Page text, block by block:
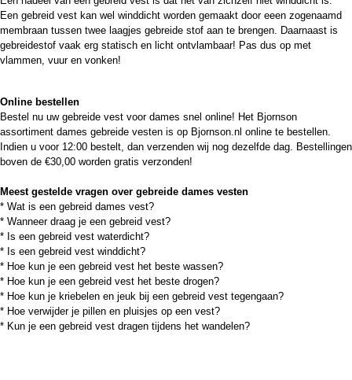
Een gebreid vest kan wel winddicht worden gemaakt door eeen zogenaamd
membraan tussen twee laagjes gebreide stof aan te brengen. Daarnaast is
gebreidestof vaak erg statisch en licht ontvlambaar! Pas dus op met
vlammen, vuur en vonken!
Online bestellen
Bestel nu uw gebreide vest voor dames snel online! Het Bjornson
assortiment dames gebreide vesten is op Bjornson.nl online te bestellen.
Indien u voor 12:00 bestelt, dan verzenden wij nog dezelfde dag. Bestellingen
boven de €30,00 worden gratis verzonden!
Meest gestelde vragen over gebreide dames vesten
* Wat is een gebreid dames vest?
* Wanneer draag je een gebreid vest?
* Is een gebreid vest waterdicht?
* Is een gebreid vest winddicht?
* Hoe kun je een gebreid vest het beste wassen?
* Hoe kun je een gebreid vest het beste drogen?
* Hoe kun je kriebelen en jeuk bij een gebreid vest tegengaan?
* Hoe verwijder je pillen en pluisjes op een vest?
* Kun je een gebreid vest dragen tijdens het wandelen?